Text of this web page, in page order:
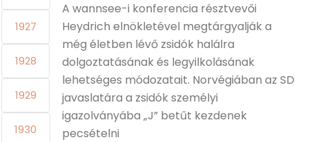
1927
1928
1929
1930
A wannsee-i konferencia résztvevői
Heydrich elnökletével megtárgyalják a
még életben lévő zsidók halálra
dolgoztatásának és legyilkolásának
lehetséges módozatait. Norvégiában az SD
javaslatára a zsidók személyi
igazolványába „J” betűt kezdenek
pecsételni